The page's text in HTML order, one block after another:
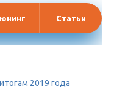
Статьи
2019 года